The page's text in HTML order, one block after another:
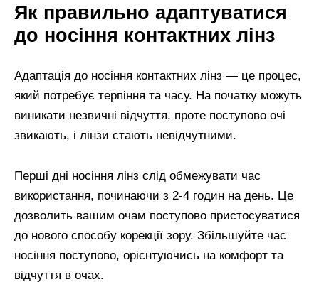
Як правильно адаптуватися
до носіння контактних лінз
Адаптація до носіння контактних лінз — це процес,
який потребує терпіння та часу. На початку можуть
виникати незвичні відчуття, проте поступово очі
звикають, і лінзи стають невідчутними.
Перші дні носіння лінз слід обмежувати час
використання, починаючи з 2-4 годин на день. Це
дозволить вашим очам поступово пристосуватися
до нового способу корекції зору. Збільшуйте час
носіння поступово, орієнтуючись на комфорт та
відчуття в очах.